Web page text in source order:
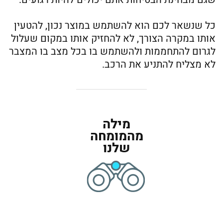
כל שנשאר לכם הוא להשתמש במוצר נכון, להטעין
אותו במקרה הצורך, לא להחזיק אותו במקום שעלול
לגרום להתחממות ולהשתמש בו בכל מצב בו המצבר
לא מצליח להתניע את הרכב.
מילה
מהמומחה
שלנו